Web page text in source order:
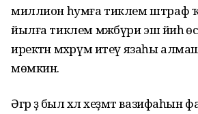
миллион һумға тиклем штраф
йылға тиклем мәжбүри эш йәиһә
иректән мәхрүм итеү язаһы
мөмкин.
Әгәр ҙә был хәл хеҙмәт вазифаһын